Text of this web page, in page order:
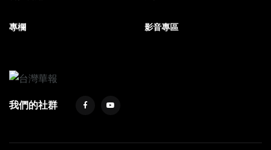
專欄 影音專區
我們的社群